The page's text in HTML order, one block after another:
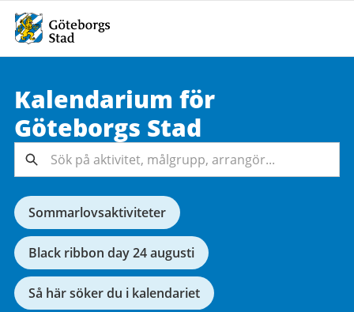
Kalendarium för
Göteborgs Stad
Sök på
aktivitet,
målgrupp,
arrangör...
Sök
Sommarlovsaktiviteter
Black ribbon day 24 augusti
Så här söker du i kalendariet